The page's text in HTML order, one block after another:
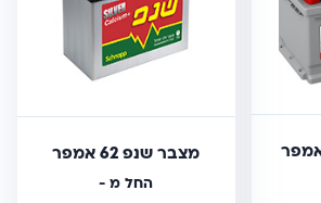
מצבר שנפ 62 אמפר
החל מ -